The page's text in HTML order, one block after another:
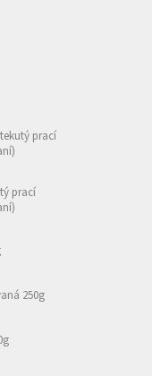
prací
prací
250g